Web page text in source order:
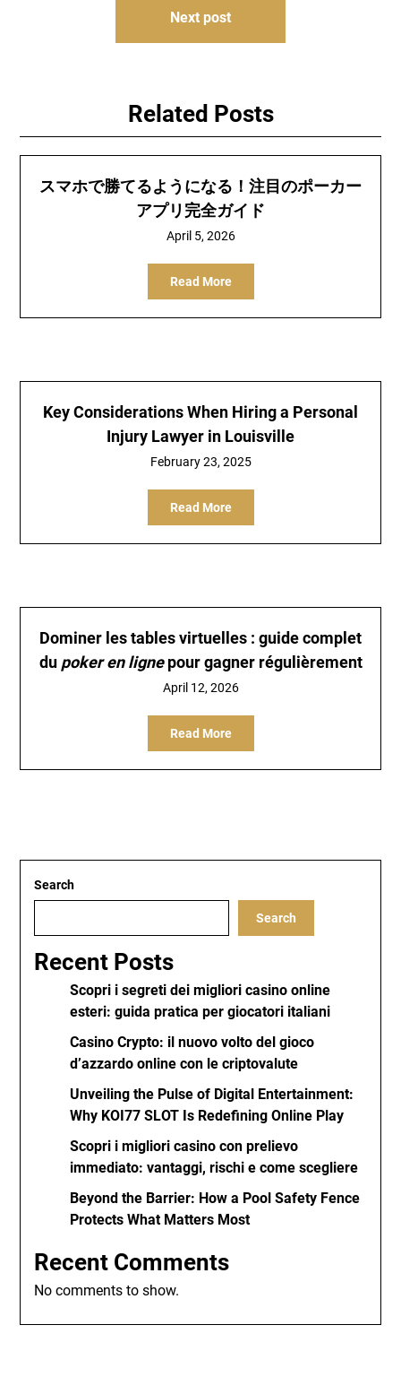
Next post
Related Posts
スマホで勝てるようになる！注目のポーカー
アプリ完全ガイド
April 5, 2026
Read More
Key Considerations When Hiring a Personal
Injury Lawyer in Louisville
February 23, 2025
Read More
Dominer les tables virtuelles : guide complet
du poker en lignepour gagner régulièrement
April 12, 2026
Read More
Search
Search
Recent Posts
Scopri i segreti dei migliori casino online
esteri: guida pratica per giocatori italiani
Casino Crypto: il nuovo volto del gioco
d’azzardo online con le criptovalute
Unveiling the Pulse of Digital Entertainment:
Why KOI77 SLOT Is Redefining Online Play
Scopri i migliori casino con prelievo
immediato: vantaggi, rischi e come scegliere
Beyond the Barrier: How a Pool Safety Fence
Protects What Matters Most
Recent Comments
No comments to show.